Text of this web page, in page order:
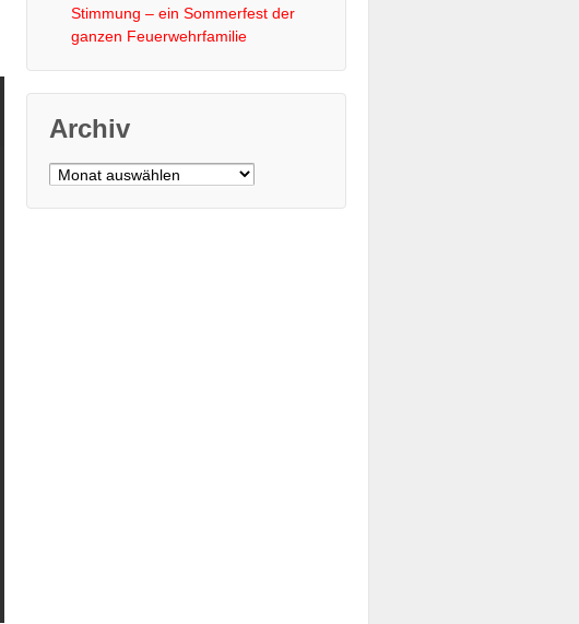
Stimmung – ein Sommerfest der
ganzen Feuerwehrfamilie
Archiv
Archiv